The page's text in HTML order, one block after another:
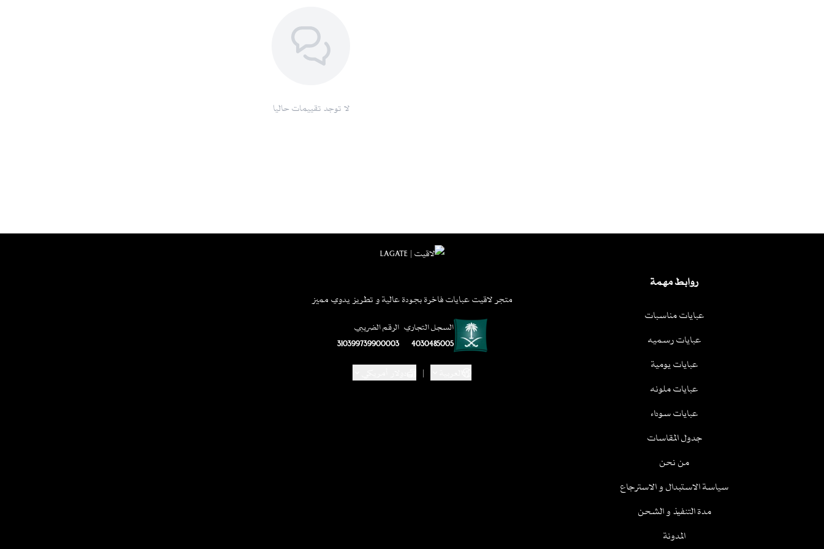
لا توجد تقييمات حاليا
روابط مهمة
عبايات مناسبات
عبايات رسميه
عبايات يومية
عبايات ملونه
عبايات سوداء
جدول المقاسات
من نحن
سياسة الاستبدال و الاسترجاع
مدة التنفيذ و الشحن
المدونة
متجر لاقيت عبايات فاخرة بجودة عالية و تطريز يدوي مميز
السجل التجاري
4030485005
الرقم الضريبي
310399739900003
|